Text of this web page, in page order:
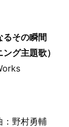
その瞬間
グ主題歌）
野村勇輔